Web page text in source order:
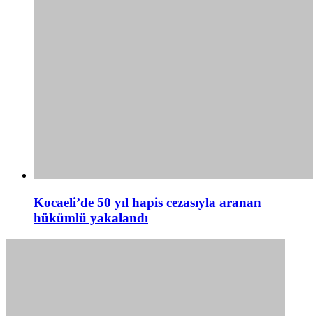
Kocaeli’de 50 yıl hapis cezasıyla aranan
hükümlü yakalandı